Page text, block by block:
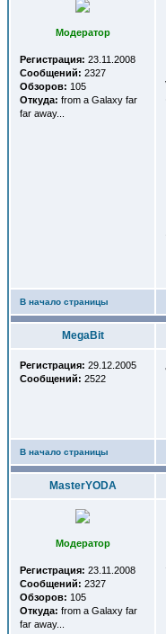
Модератор
Регистрация: 23.11.2008
Сообщений: 2327
Обзоров: 105
Откуда: from a Galaxy far
far away...
В начало страницы
MegaBit
Регистрация: 29.12.2005
Сообщений: 2522
В начало страницы
MasterYODA
Модератор
Регистрация: 23.11.2008
Сообщений: 2327
Обзоров: 105
Откуда: from a Galaxy far
far away...